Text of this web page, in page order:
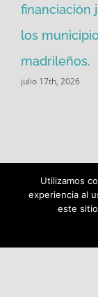
financiación
los
madrileños.
julio 17th, 2026
Utilizamos
experiencia al
este